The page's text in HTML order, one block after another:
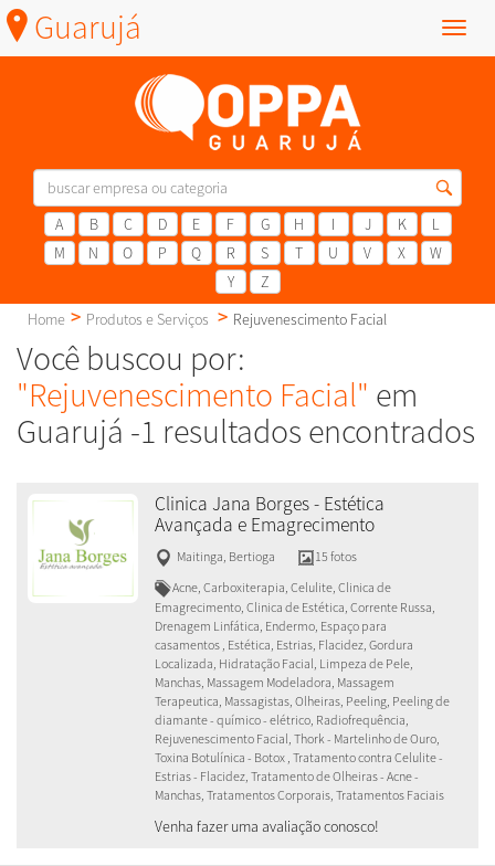
Menu
Guarujá
A B C D E F G H I J K
L
M
N O P Q R S T U V X
W
Y
Z
Home
Produtos e Serviços Rejuvenescimento Facial
Você buscou por:
"Rejuvenescimento Facial" em
Guarujá -1 resultados encontrados
Clinica Jana Borges - Estética
Avançada e Emagrecimento
Maitinga Bertioga
15 fotos
Acne, Carboxiterapia, Celulite, Clinica de
Emagrecimento, Clinica de Estética, Corrente Russa,
Drenagem Linfática, Endermo, Espaço para
casamentos , Estética, Estrias, Flacidez, Gordura
Localizada, Hidratação Facial, Limpeza de Pele,
Manchas, Massagem Modeladora, Massagem
Terapeutica, Massagistas, Olheiras, Peeling, Peeling de
diamante - químico - elétrico, Radiofrequência,
Rejuvenescimento Facial, Thork - Martelinho de Ouro,
Toxina Botulínica - Botox , Tratamento contra Celulite -
Estrias - Flacidez, Tratamento de Olheiras - Acne -
Manchas, Tratamentos Corporais, Tratamentos Faciais
Venha fazer uma avaliação conosco!